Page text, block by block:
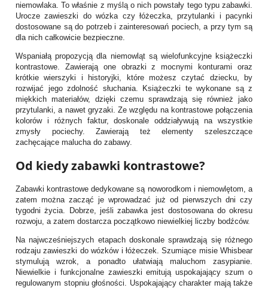
niemowlaka. To właśnie z myślą o nich powstały tego typu zabawki.
Urocze zawieszki do wózka czy łóżeczka, przytulanki i pacynki
dostosowane są do potrzeb i zainteresowań pociech, a przy tym są
dla nich całkowicie bezpieczne.
Wspaniałą propozycją dla niemowląt są wielofunkcyjne książeczki
kontrastowe. Zawierają one obrazki z mocnymi konturami oraz
krótkie wierszyki i historyjki, które możesz czytać dziecku, by
rozwijać jego zdolność słuchania. Książeczki te wykonane są z
miękkich materiałów, dzięki czemu sprawdzają się również jako
przytulanki, a nawet gryzaki. Ze względu na kontrastowe połączenia
kolorów i różnych faktur, doskonale oddziaływują na wszystkie
zmysły pociechy. Zawierają też elementy szeleszczące
zachęcające malucha do zabawy.
Od kiedy zabawki kontrastowe?
Zabawki kontrastowe dedykowane są noworodkom i niemowlętom, a
zatem można zacząć je wprowadzać już od pierwszych dni czy
tygodni życia. Dobrze, jeśli zabawka jest dostosowana do okresu
rozwoju, a zatem dostarcza początkowo niewielkiej liczby bodźców.
Na najwcześniejszych etapach doskonale sprawdzają się różnego
rodzaju zawieszki do wózków i łóżeczek. Szumiące misie Whisbear
stymulują wzrok, a ponadto ułatwiają maluchom zasypianie.
Niewielkie i funkcjonalne zawieszki emitują uspokajający szum o
regulowanym stopniu głośności. Uspokajający charakter mają także